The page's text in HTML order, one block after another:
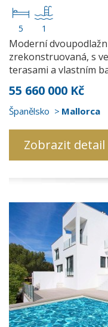
5 1
Moderní
zrekonstruovaná, s
terasami a vlastním
55 660 000 Kč
Španělsko Mallorca
Zobrazit detail